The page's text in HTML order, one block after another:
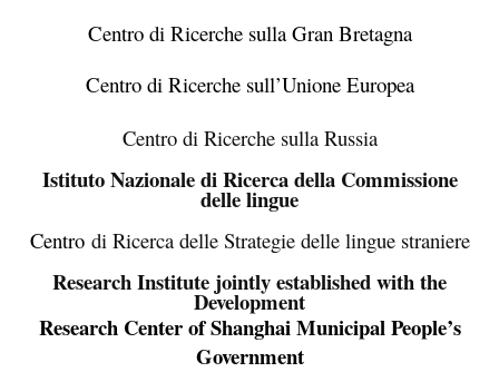
Centro di Ricerche sulla Gran Bretagna
Centro di Ricerche sull’Unione Europea
Centro di Ricerche sulla Russia
Istituto Nazionale di Ricerca della Commissione
delle lingue
Centrodi Ricerca delle Strategie delle lingue straniere
Research Institute jointly established with the
Development
Research Center of Shanghai Municipal People’s
Government